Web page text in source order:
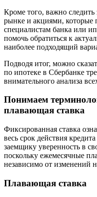
Кроме того, важно
рынке и акциями, которые
специалистам банка или
помочь обратиться к
наиболее подходящий
Подводя итог, можно
по ипотеке в Сбербанке
внимательного анализа
Понимаем
плавающая ставка
Фиксированная ставка
весь срок действия
заемщику уверенность в
поскольку ежемесячные
независимо от изменений
Плавающая ставка